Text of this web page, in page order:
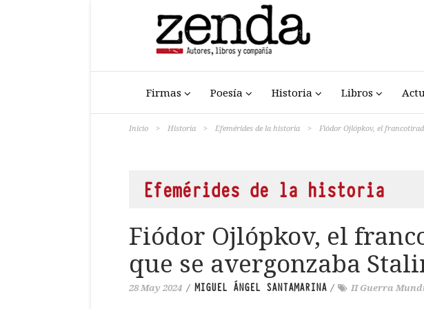
Firmas Poesía Historia Libros
Inicio > Historia > Efemérides de la historia > Fiódor Ojlópkov, el
Efemérides de la historia
Fiódor Ojlópkov, el
que se avergonzaba
28 May 2024 / MIGUEL ÁNGEL SANTAMARINA / II Guerra